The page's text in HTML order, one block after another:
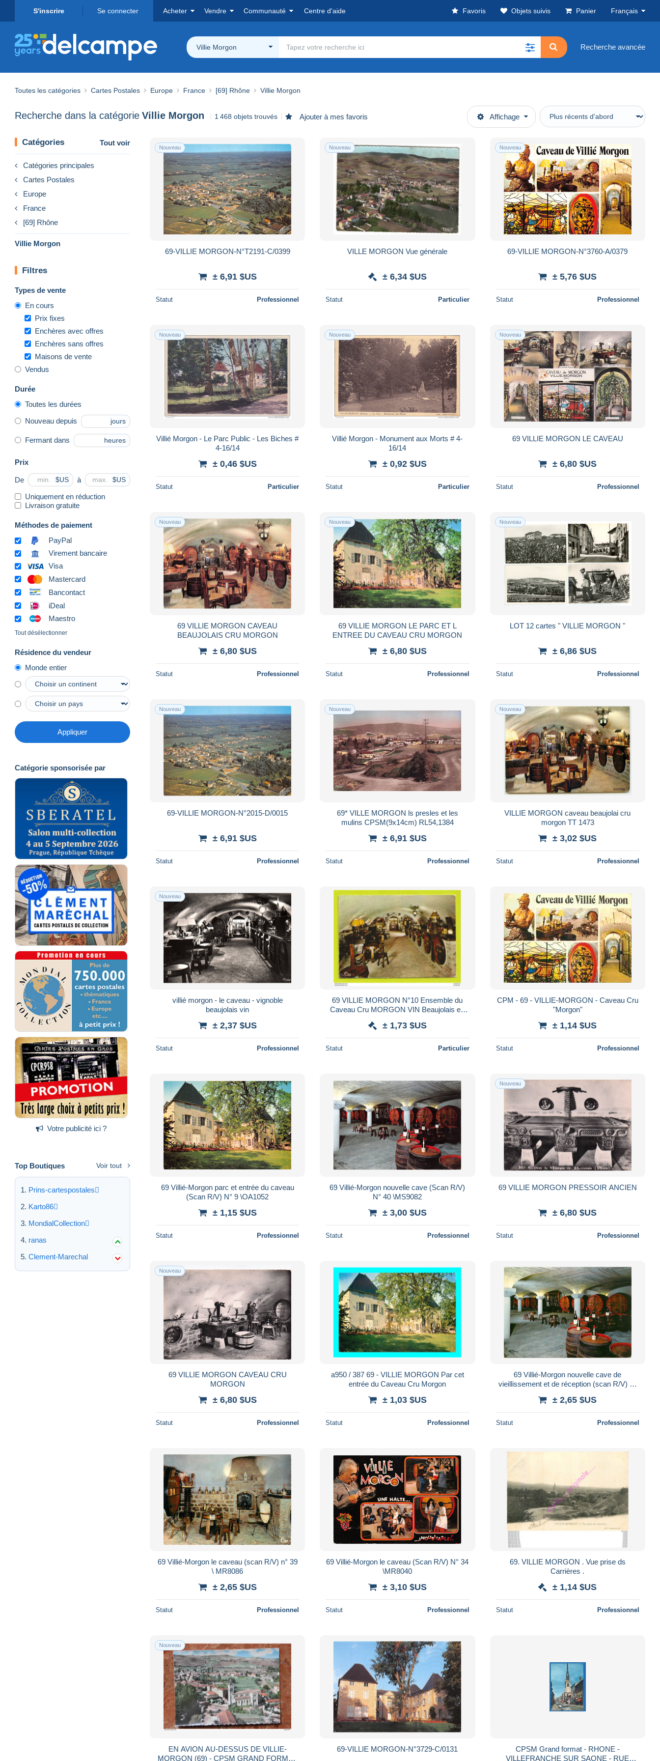
S'inscrire Se connecter Acheter Vendre Communauté Centre d'aide Favoris Objets suivis Panier Français
Villie Morgon Recherche avancée
Toutes les catégories Cartes Postales Europe France [69] Rhône Villie Morgon
Recherche dans la catégorie Villie Morgon 1 468 objets trouvés Ajouter à mes favoris Affichage
Catégories Tout voir
Catégories principales
Cartes Postales
Europe
France
[69] Rhône
Villie Morgon
Filtres
Types de vente
En cours
Prix fixes
Enchères avec offres
Enchères sans offres
Maisons de vente
Vendus
Durée
Toutes les durées
Nouveau depuis jours
Fermant dans heures
Prix
De $US à $US
Uniquement en réduction
Livraison gratuite
Méthodes de paiement
PayPal
Virement bancaire
Visa
Mastercard
Bancontact
iDeal
Maestro
Tout désélectionner
Résidence du vendeur
Monde entier
Appliquer
Catégorie sponsorisée par
Votre publicité ici ?
Top Boutiques Voir tout
Prins-cartespostales
Karto86
MondialCollection
ranas
Clement-Marechal
Nouveau
69-VILLIE MORGON-N°T2191-C/0399
± 6,91 $US
Statut Professionnel
Nouveau
VILLE MORGON Vue générale
± 6,34 $US
Statut Particulier
Nouveau
69-VILLIE MORGON-N°3760-A/0379
± 5,76 $US
Statut Professionnel
Nouveau
Villié Morgon - Le Parc Public - Les Biches #
4-16/14
± 0,46 $US
Statut Particulier
Nouveau
Villié Morgon - Monument aux Morts # 4-
16/14
± 0,92 $US
Statut Particulier
Nouveau
69 VILLIE MORGON LE CAVEAU
± 6,80 $US
Statut Professionnel
Nouveau
69 VILLIE MORGON CAVEAU
BEAUJOLAIS CRU MORGON
± 6,80 $US
Statut Professionnel
Nouveau
69 VILLIE MORGON LE PARC ET L
ENTREE DU CAVEAU CRU MORGON
± 6,80 $US
Statut Professionnel
Nouveau
LOT 12 cartes " VILLIE MORGON "
± 6,86 $US
Statut Professionnel
Nouveau
69-VILLIE MORGON-N°2015-D/0015
± 6,91 $US
Statut Professionnel
Nouveau
69* VILLE MORGON ls presles et les
mulins CPSM(9x14cm) RL54,1384
± 6,91 $US
Statut Professionnel
Nouveau
VILLIE MORGON caveau beaujolai cru
morgon TT 1473
± 3,02 $US
Statut Professionnel
Nouveau
villié morgon - le caveau - vignoble
beaujolais vin
± 2,37 $US
Statut Professionnel
69 VILLIE MORGON N°10 Ensemble du
Caveau Cru MORGON VIN Beaujolais en
± 1,73 $US
Statut Particulier
CPM - 69 - VILLIE-MORGON - Caveau Cru
"Morgon"
± 1,14 $US
Statut Professionnel
69 Villié-Morgon parc et entrée du caveau
(Scan R/V) N° 9 \OA1052
± 1,15 $US
Statut Professionnel
69 Villié-Morgon nouvelle cave (Scan R/V)
N° 40 \MS9082
± 3,00 $US
Statut Professionnel
Nouveau
69 VILLIE MORGON PRESSOIR ANCIEN
± 6,80 $US
Statut Professionnel
Nouveau
69 VILLIE MORGON CAVEAU CRU
MORGON
± 6,80 $US
Statut Professionnel
a950 / 387 69 - VILLIE MORGON Par cet
entrée du Caveau Cru Morgon
± 1,03 $US
Statut Professionnel
69 Villié-Morgon nouvelle cave de
vieillissement et de réception (scan R/V) n°
± 2,65 $US
Statut Professionnel
69 Villié-Morgon le caveau (scan R/V) n° 39
\ MR8086
± 2,65 $US
Statut Professionnel
69 Villié-Morgon le caveau (Scan R/V) N° 34
\MR8040
± 3,10 $US
Statut Professionnel
69. VILLIE MORGON . Vue prise ds
Carrières .
± 1,14 $US
Statut Professionnel
Nouveau
EN AVION AU-DESSUS DE VILLIE-
MORGON (69) - CPSM GRAND FORMAT
69-VILLIE MORGON-N°3729-C/0131
CPSM Grand format - RHONE -
VILLEFRANCHE SUR SAONE - RUE